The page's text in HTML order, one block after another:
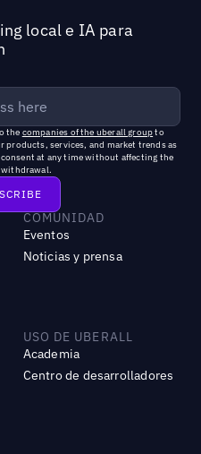
local e IA para
the companies of the uberall groupto
products, services, and market trends as
at any time without affecting the
withdrawal.
COMUNIDAD
Eventos
Noticias y prensa
USO DE UBERALL
Academia
Centro de desarrolladores